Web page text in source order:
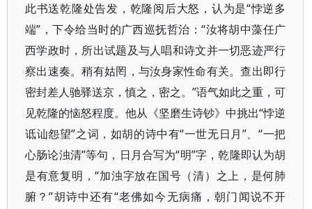
此书送乾隆处告发，乾隆阅后大怒，认为是“悖逆多
端”，下令给当时的广西巡抚哲治：“汝将胡中藻任广
西学政时，所出试题及与人唱和诗文并一切恶迹严行
察出速奏。稍有姑罔，与汝身家性命有关。查出即行
密封差人驰驿送京，慎之，密之。”语气如此之重，可
见乾隆的恼怒程度。他从《坚磨生诗钞》中挑出“悖逆
诋讪怨望”之词，如胡的诗中有“一世无日月”、“一把
心肠论浊清”等句，日月合写为“明”字，乾隆即认为胡
是有意复明，“加浊字放在国号（清）之上，是何肺
腑？”胡诗中还有“老佛如今无病痛，朝门闻说不开